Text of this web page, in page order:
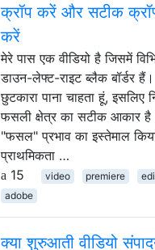
क्रॉप करें और सटीक
करें
मेरे पास एक वीडियो है जिसमें
डाउन-लेफ्ट-राइट ब्लैक बॉर्डर
छुटकारा पाना चाहता हूं, इसलिए
फसली क्षेत्र का सटीक आकार
"फसल" प्रभाव का इस्तेमाल
प्राथमिकता …
15
video premiere
adobe
क्या शुरुआती वीडियो